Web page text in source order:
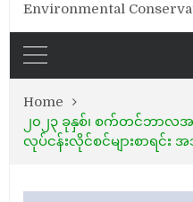
Environmental
Home
၂၀၂၃ ခုနှစ်၊ စက်တင်ဘာ
လုပ်ငန်းလိုင်စင်များစာရင်း